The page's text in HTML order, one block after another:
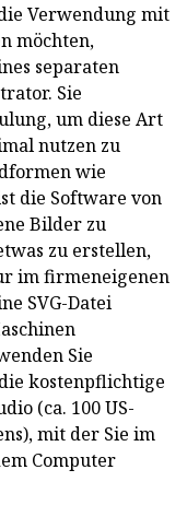
Verwendung mit
möchten,
separaten
Sie
um diese Art
nutzen zu
wie
die Software von
Bilder zu
zu erstellen,
im firmeneigenen
SVG-Datei
Sie
kostenpflichtige
(ca. 100 US-
mit der Sie im
Computer